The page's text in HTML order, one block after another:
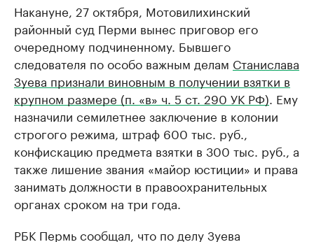
Накануне, 27 октября, Мотовилихинский
районный суд Перми вынес приговор его
очередному подчиненному. Бывшего
следователя по особо важным делам Станислава
Зуева признали виновным в получении взятки в
крупном размере (п. «в» ч. 5 ст. 290 УК РФ) . Ему
назначили семилетнее заключение в колонии
строгого режима, штраф 600 тыс. руб.,
конфискацию предмета взятки в 300 тыс. руб., а
также лишение звания «майор юстиции» и права
занимать должности в правоохранительных
органах сроком на три года.
РБК Пермь сообщал, что по делу Зуева